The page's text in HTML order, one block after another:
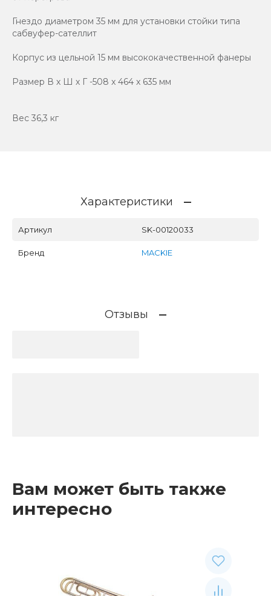
Гнездо диаметром 35 мм для установки стойки типа
сабвуфер-сателлит
Корпус из цельной 15 мм высококачественной фанеры
Размер В х Ш х Г -508 x 464 x 635 мм
Вес 36,3 кг
Характеристики
Артикул SK-00120033
Бренд MACKIE
Отзывы
Вам может быть также
интересно